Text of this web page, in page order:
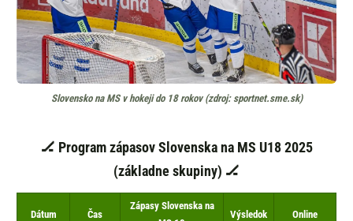
Slovensko na MS v hokeji do 18 rokov (zdroj: sportnet.sme.sk)
🏒 Program zápasov Slovenska na MS U18 2025
(základne skupiny) 🏒
Dátum Čas
Zápasy Slovenska na
Výsledok Online